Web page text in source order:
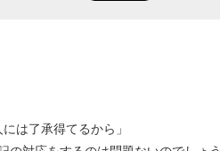
は了承得てるから」